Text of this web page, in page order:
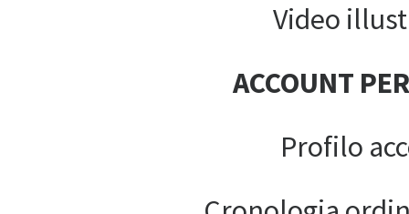
Video
ACCOUNT
Profilo